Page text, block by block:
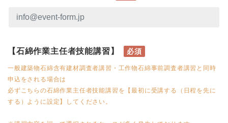
【石綿作業主任者技能講習】 必須
一般建築物石綿含有建材調査者講習・工作物石綿事前調査者講習と同時
申込をされる場合は
必ずこちらの石綿作業主任者技能講習を【最初に受講する（日程を先に
する）ように設定】してください。